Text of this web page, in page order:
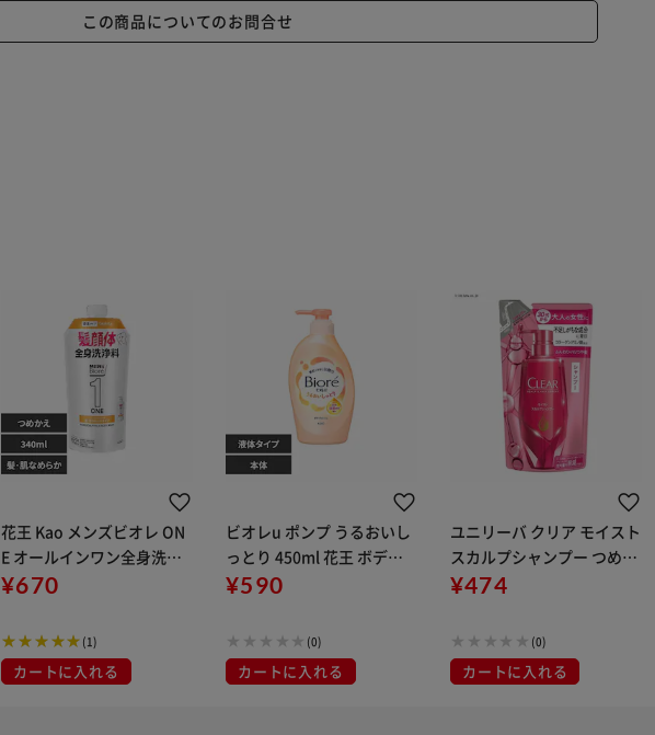
この商品についてのお問合せ
花王 Kao メンズビオレ ON
E オールインワン全身洗浄
料 つめかえ用 340ml 髪･肌
¥670
(1)
カートに入れる
ビオレu ポンプ うるおいし
っとり 450ml 花王 ボディ
ウォッシュ
¥590
(0)
カートに入れる
ユニリーバ クリア モイスト
スカルプシャンプー つめか
え用 300g
¥474
(0)
カートに入れる